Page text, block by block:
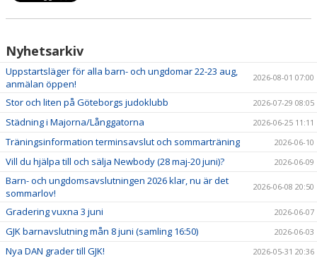
Nyhetsarkiv
Uppstartsläger för alla barn- och ungdomar 22-23 aug,
anmälan öppen!
2026-08-01 07:00
Stor och liten på Göteborgs judoklubb 2026-07-29 08:05
Städning i Majorna/Långgatorna 2026-06-25 11:11
Träningsinformation terminsavslut och sommarträning 2026-06-10
Vill du hjälpa till och sälja Newbody (28 maj-20 juni)? 2026-06-09
Barn- och ungdomsavslutningen 2026 klar, nu är det
sommarlov!
2026-06-08 20:50
Gradering vuxna 3 juni 2026-06-07
GJK barnavslutning mån 8 juni (samling 16:50) 2026-06-03
Nya DAN grader till GJK! 2026-05-31 20:36